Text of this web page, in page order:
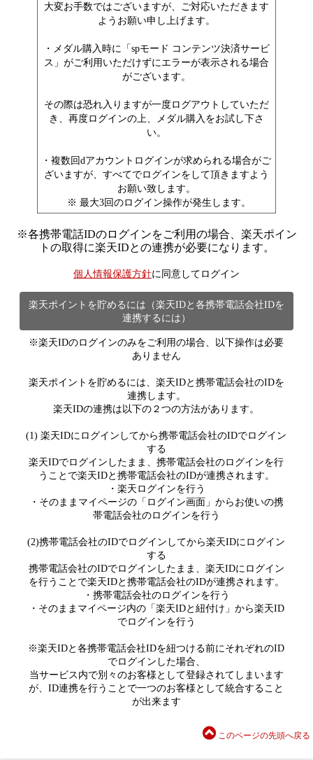
大変お手数ではございますが、ご対応いただきます
ようお願い申し上げます。
・メダル購入時に「spモード コンテンツ決済サービ
ス」がご利用いただけずにエラーが表示される場合
がございます。
その際は恐れ入りますが一度ログアウトしていただ
き、再度ログインの上、メダル購入をお試し下さ
い。
・複数回dアカウントログインが求められる場合がご
ざいますが、すべてでログインをして頂きますよう
お願い致します。
※ 最大3回のログイン操作が発生します。
※各携帯電話IDのログインをご利用の場合、楽天ポイン
トの取得に楽天IDとの連携が必要になります。
個人情報保護方針に同意してログイン
楽天ポイントを貯めるには（楽天IDと各携帯電話会社IDを
連携するには）
※楽天IDのログインのみをご利用の場合、以下操作は必要
ありません
楽天ポイントを貯めるには、楽天IDと携帯電話会社のIDを
連携します。
楽天IDの連携は以下の２つの方法があります。
(1) 楽天IDにログインしてから携帯電話会社のIDでログイン
する
楽天IDでログインしたまま、携帯電話会社のログインを行
うことで楽天IDと携帯電話会社のIDが連携されます。
・楽天ログインを行う
・そのままマイページの「ログイン画面」からお使いの携
帯電話会社のログインを行う
(2)携帯電話会社のIDでログインしてから楽天IDにログイン
する
携帯電話会社のIDでログインしたまま、楽天IDにログイン
を行うことで楽天IDと携帯電話会社のIDが連携されます。
・携帯電話会社のログインを行う
・そのままマイページ内の「楽天IDと紐付け」から楽天ID
でログインを行う
※楽天IDと各携帯電話会社IDを紐つける前にそれぞれのID
でログインした場合、
当サービス内で別々のお客様として登録されてしまいます
が、ID連携を行うことで一つのお客様として統合すること
が出来ます
このページの先頭へ戻る